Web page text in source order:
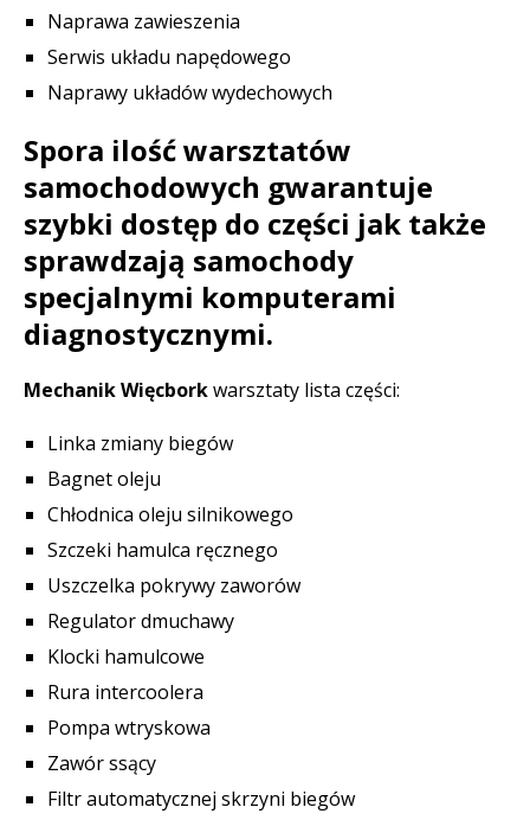
Naprawa zawieszenia
Serwis układu napędowego
Naprawy układów wydechowych
Spora ilość warsztatów
samochodowych gwarantuje
szybki dostęp do części jak także
sprawdzają samochody
specjalnymi komputerami
diagnostycznymi.
Mechanik Więcborkwarsztaty lista części:
Linka zmiany biegów
Bagnet oleju
Chłodnica oleju silnikowego
Szczeki hamulca ręcznego
Uszczelka pokrywy zaworów
Regulator dmuchawy
Klocki hamulcowe
Rura intercoolera
Pompa wtryskowa
Zawór ssący
Filtr automatycznej skrzyni biegów